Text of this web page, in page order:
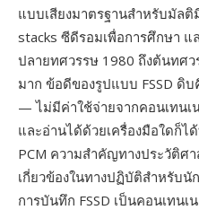
แบบเสียงมาตรฐานสำหรับมัลติ
stacks ซีดีรอมเพื่อการศึกษา แ
ปลายทศวรรษ 1980 ถึงต้นทศว
มาก ข้อดีของรูปแบบ FSSD ดิ
— ไม่มีค่าใช้จ่ายจากคอนเทนเ
และอ่านได้ด้วยเครื่องมือใดก็ไ
PCM ความสำคัญทางประวัติศ
เกี่ยวข้องในทางปฏิบัติสำหรับ
การบันทึก FSSD เป็นคอนเทนเ